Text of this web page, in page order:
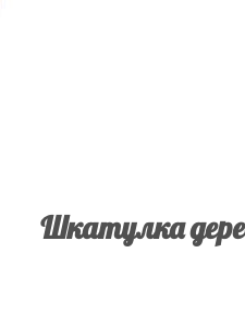
Шкатулка